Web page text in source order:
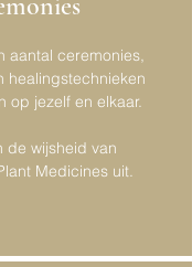
aantal ceremonies,
healingstechnieken
op jezelf en elkaar.
de wijsheid van
Medicines uit.